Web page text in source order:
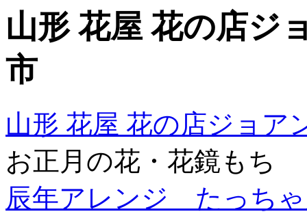
山形 花屋 花の店ジ
市
山形 花屋 花の店ジョア
お正月の花・花鏡もち
辰年アレンジ たっち